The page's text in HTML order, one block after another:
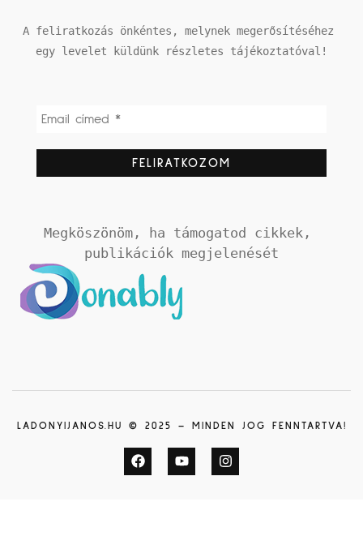
A feliratkozás önkéntes, melynek megerősítéséhez
egy levelet küldünk részletes tájékoztatóval!
Megköszönöm, ha támogatod cikkek,
publikációk megjelenését
LADONYIJANOS.HU © 2025 – MINDEN JOG FENNTARTVA!